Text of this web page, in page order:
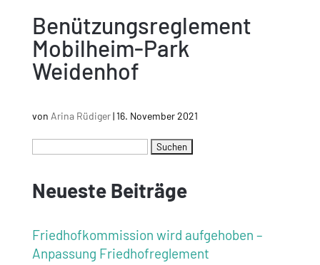
Benützungsreglement
Mobilheim-Park
Weidenhof
von Arina Rüdiger|16. November 2021
Neueste Beiträge
Friedhofkommission wird aufgehoben –
Anpassung Friedhofreglement